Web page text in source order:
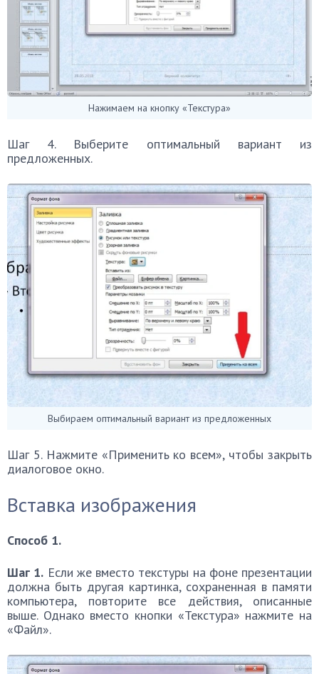
Нажимаем на кнопку «Текстура»
Шаг 4. Выберите оптимальный вариант из
предложенных.
Выбираем оптимальный вариант из предложенных
Шаг 5. Нажмите «Применить ко всем», чтобы закрыть
диалоговое окно.
Вставка изображения
Способ 1.
Шаг 1. Если же вместо текстуры на фоне презентации
должна быть другая картинка, сохраненная в памяти
компьютера, повторите все действия, описанные
выше. Однако вместо кнопки «Текстура» нажмите на
«Файл».